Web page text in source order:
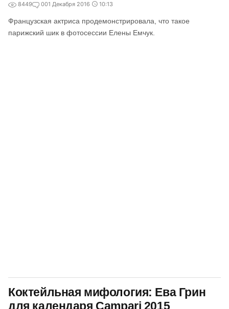
8449 001 Декабря 2016 10:13
Французская актриса продемонстрировала, что такое
парижский шик в фотосессии Елены Емчук.
Коктейльная мифология: Ева Грин
для календаря Campari 2015